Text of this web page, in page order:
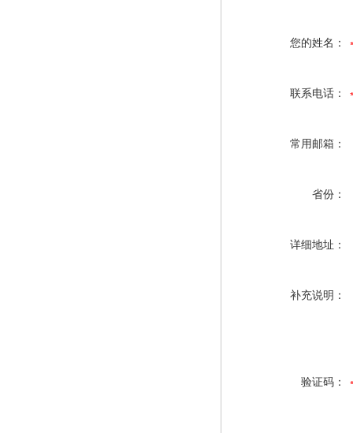
您的姓名：
联系电话：
常用邮箱：
省份：
详细地址：
补充说明：
验证码：